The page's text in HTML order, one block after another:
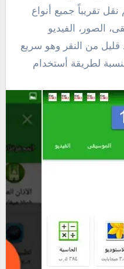
نقل تقريباً جميع أنواع
الصور، الفيديو
من النقر وهو سريع
لطريقة أستخدام